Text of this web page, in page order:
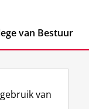
van Bestuur
van